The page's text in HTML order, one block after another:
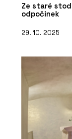
Ze staré
odpočinek
29. 10. 2025